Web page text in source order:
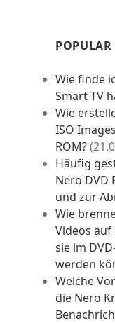
POPULAR
Wie finde
Smart TV
Wie
ISO
ROM?
Häufig
Nero DVD
und zur
Wie
Videos auf
sie im
werden
Welche
die Nero